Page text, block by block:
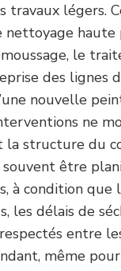
travaux légers.
haute
le
des lignes
nouvelle
ne
la structure du
être
à condition que
les délais de
entre
même